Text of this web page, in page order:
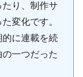
り、制作サ
変化です。
に連載を続
一つだった